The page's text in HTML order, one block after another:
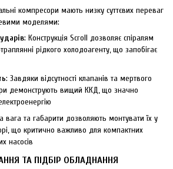
компресори мають низку суттєвих переваг
моделями:
: Конструкція Scroll дозволяє спіралям
рідкого холодоагенту, що запобігає
: Завдяки відсутності клапанів та мертвого
демонструють вищий ККД, що значно
вага та габарити дозволяють монтувати їх у
що критично важливо для компактних
насосів
ТА ПІДБІР ОБЛАДНАННЯ